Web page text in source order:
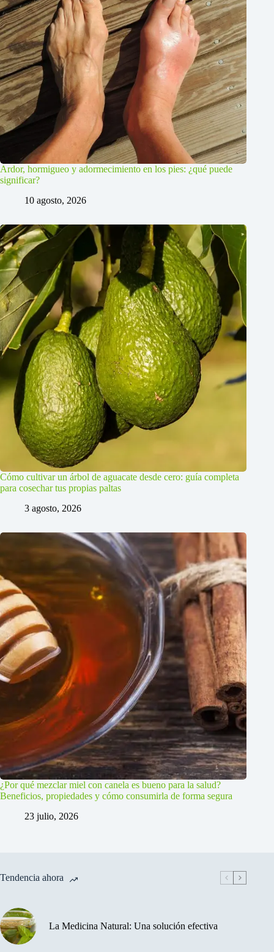
Ardor, hormigueo y adormecimiento en los pies: ¿qué puede
significar?
10 agosto, 2026
Cómo cultivar un árbol de aguacate desde cero: guía completa
para cosechar tus propias paltas
3 agosto, 2026
¿Por qué mezclar miel con canela es bueno para la salud?
Beneficios, propiedades y cómo consumirla de forma segura
23 julio, 2026
Tendencia ahora
La Medicina Natural: Una solución efectiva